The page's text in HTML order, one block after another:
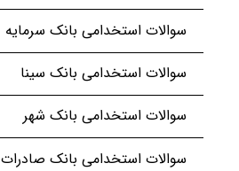
سوالات استخدامی بانک سرمایه
سوالات استخدامی بانک سینا
سوالات استخدامی بانک شهر
سوالات استخدامی بانک صادرات